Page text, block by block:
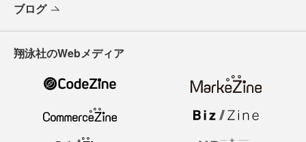
ブログ
翔泳社のWebメディア